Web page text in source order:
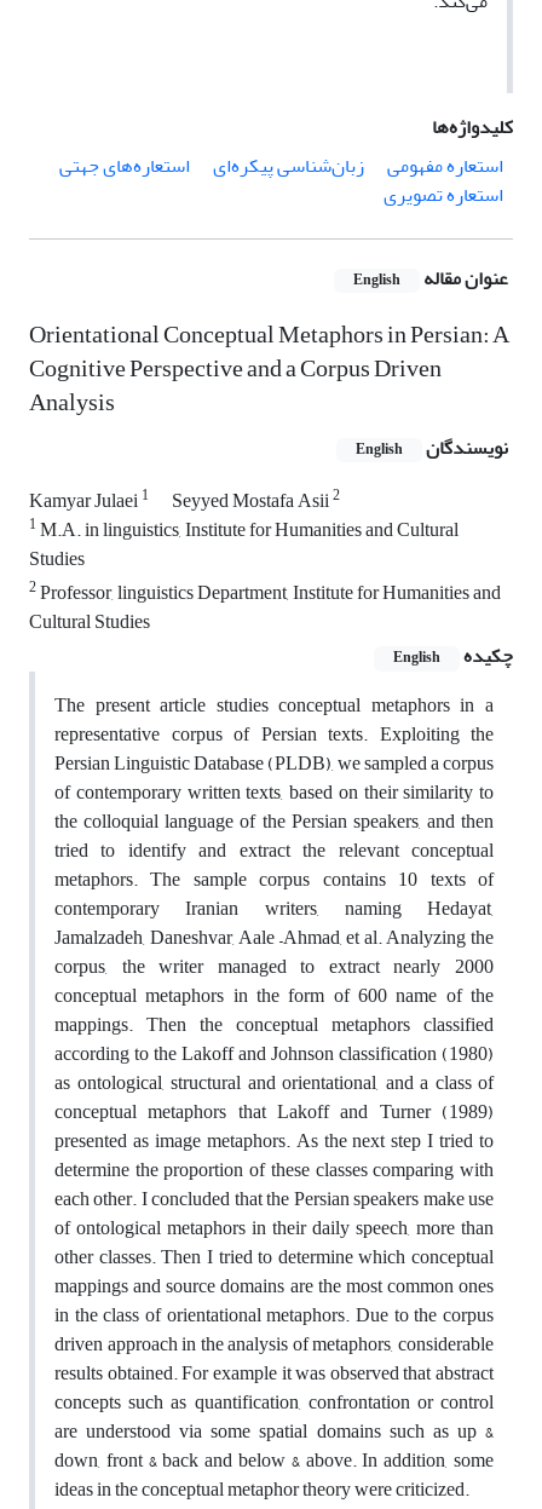
کلیدواژه‌ها
استعاره مفهومی
زبان‌شناسی پیکره‌ای
استعاره‌های جهتی
استعاره تصویری
عنوان مقاله English
Orientational Conceptual Metaphors in Persian: A
Cognitive Perspective and a Corpus Driven
Analysis
نویسندگان English
Kamyar Julaei1 Seyyed Mostafa Asii2
1M.A. in linguistics, Institute for Humanities and Cultural
Studies
2Professor, linguistics Department, Institute for Humanities and
Cultural Studies
چکیده
English
The present article studies conceptual metaphors in a
representative corpus of Persian texts. Exploiting the
Persian Linguistic Database (PLDB), we sampled a corpus
of contemporary written texts, based on their similarity to
the colloquial language of the Persian speakers, and then
tried to identify and extract the relevant conceptual
metaphors. The sample corpus contains 10 texts of
contemporary Iranian writers, naming Hedayat,
Jamalzadeh, Daneshvar, Aale –Ahmad, et al. Analyzing the
corpus, the writer managed to extract nearly 2000
conceptual metaphors in the form of 600 name of the
mappings. Then the conceptual metaphors classified
according to the Lakoff and Johnson classification (1980)
as ontological, structural and orientational, and a class of
conceptual metaphors that Lakoff and Turner (1989)
presented as image metaphors. As the next step I tried to
determine the proportion of these classes comparing with
each other. I concluded that the Persian speakers make use
of ontological metaphors in their daily speech, more than
other classes. Then I tried to determine which conceptual
mappings and source domains are the most common ones
in the class of orientational metaphors. Due to the corpus
driven approach in the analysis of metaphors, considerable
results obtained. For example it was observed that abstract
concepts such as quantification, confrontation or control
are understood via some spatial domains such as up &
down, front & back and below & above. In addition, some
ideas in the conceptual metaphor theory were criticized.